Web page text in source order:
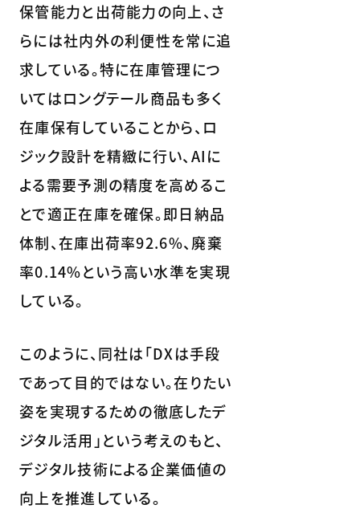
保管能力と出荷能力の向上、さ
らには社内外の利便性を常に追
求している。特に在庫管理につ
いてはロングテール商品も多く
在庫保有していることから、ロ
ジック設計を精緻に行い、AIに
よる需要予測の精度を高めるこ
とで適正在庫を確保。即日納品
体制、在庫出荷率92.6%、廃棄
率0.14%という高い水準を実現
している。
このように、同社は「DXは手段
であって目的ではない。在りたい
姿を実現するための徹底したデ
ジタル活用」という考えのもと、
デジタル技術による企業価値の
向上を推進している。